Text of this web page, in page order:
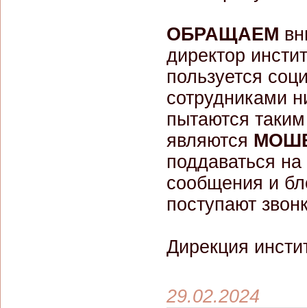
ОБРАЩАЕМ
директор
пользуется
сотрудниками
пытаются
являются
поддаваться
сообщения и
поступают
Дирекция
29.02.2024